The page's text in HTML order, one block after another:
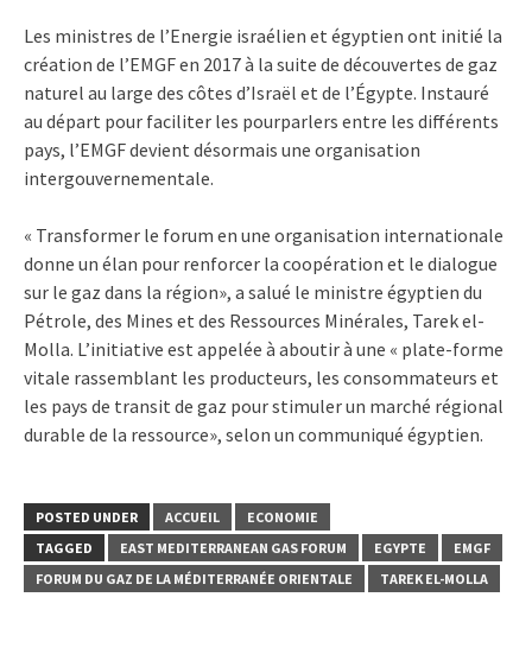
Les ministres de l’Energie israélien et égyptien ont initié la
création de l’EMGF en 2017 à la suite de découvertes de gaz
naturel au large des côtes d’Israël et de l’Égypte. Instauré
au départ pour faciliter les pourparlers entre les différents
pays, l’EMGF devient désormais une organisation
intergouvernementale.
« Transformer le forum en une organisation internationale
donne un élan pour renforcer la coopération et le dialogue
sur le gaz dans la région», a salué le ministre égyptien du
Pétrole, des Mines et des Ressources Minérales, Tarek el-
Molla. L’initiative est appelée à aboutir à une « plate-forme
vitale rassemblant les producteurs, les consommateurs et
les pays de transit de gaz pour stimuler un marché régional
durable de la ressource», selon un communiqué égyptien.
POSTED UNDER ACCUEIL
ECONOMIE
TAGGED
EAST MEDITERRANEAN GAS FORUM EGYPTE
EMGF
FORUM DU GAZ DE LA MÉDITERRANÉE ORIENTALE
TAREK EL-MOLLA